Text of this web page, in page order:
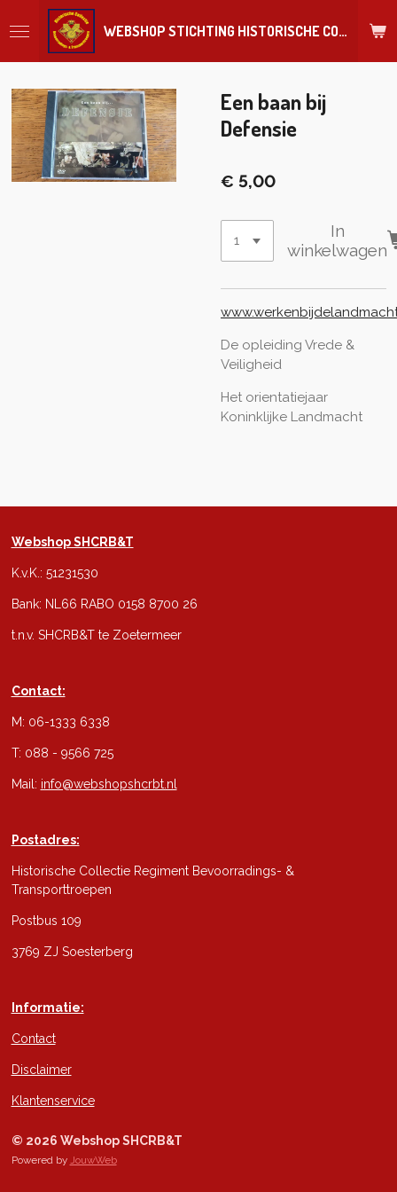
direct
hoofdinhoud
WEBSHOP STICHTING HISTORISCHE COLLECTIE REGIMENT
Een baan bij
Defensie
€ 5,00
In
winkelwagen
De opleiding Vrede &
Veiligheid
Het orientatiejaar
Koninklijke Landmacht
Webshop SHCRB&T
K.v.K.: 51231530
Bank: NL66 RABO 0158 8700 26
t.n.v. SHCRB&T te Zoetermeer
Contact:
M: 06-1333 6338
T: 088 - 9566 725
Mail: info@webshopshcrbt.nl
Postadres:
Historische Collectie Regiment Bevoorradings- &
Transporttroepen
Postbus 109
3769 ZJ Soesterberg
Informatie:
Contact
Disclaimer
Klantenservice
© 2026 Webshop SHCRB&T
Powered by JouwWeb